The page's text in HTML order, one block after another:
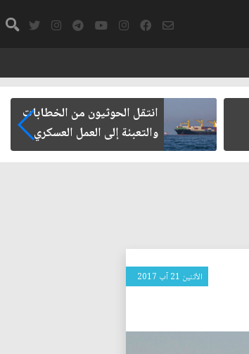
انتقل الحوثيون من الخطابات
والتعبئة إلى العمل العسكري
الأثنين 21 آب 2017